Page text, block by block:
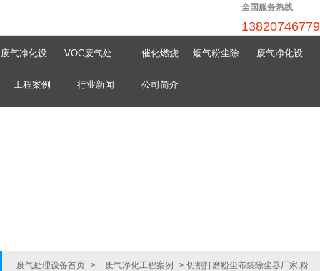
全国服务热线
13820746779
废气净化设备首页 VOC废气处理设备 催化燃烧 烟气粉尘除尘器 废气净化设备中心
工程案例 行业新闻 公司简介
废气处理设备首页 > 废气净化工程案例 > 切割打磨粉尘布袋除尘器厂家,粉